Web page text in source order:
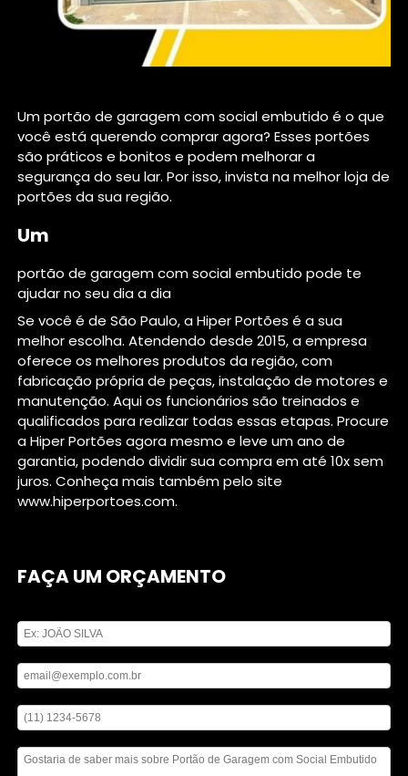
Um portão de garagem com social embutido é o que
você está querendo comprar agora? Esses portões
são práticos e bonitos e podem melhorar a
segurança do seu lar. Por isso, invista na melhor loja de
portões da sua região.
Um
portão de garagem com social embutido pode te
ajudar no seu dia a dia
Se você é de São Paulo, a Hiper Portões é a sua
melhor escolha. Atendendo desde 2015, a empresa
oferece os melhores produtos da região, com
fabricação própria de peças, instalação de motores e
manutenção. Aqui os funcionários são treinados e
qualificados para realizar todas essas etapas. Procure
a Hiper Portões agora mesmo e leve um ano de
garantia, podendo dividir sua compra em até 10x sem
juros. Conheça mais também pelo site
www.hiperportoes.com.
FAÇA UM ORÇAMENTO